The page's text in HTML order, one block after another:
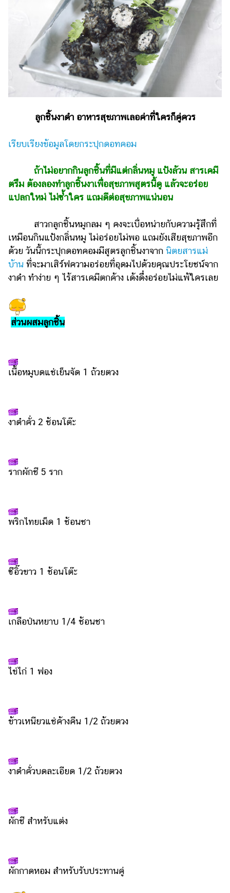
เกาหลี
ไลฟ์
ไตล์
หญิง
ผู้ชาย
สุขภาพ
ท่อง
สูตร
อาหาร
ง่ายๆ
ช้อป
ปิ้ง
รถยนต์
การ
ตกแต่ง
ราคา
น้ำมัน
ไร
ตี้
แม่
และ
เลี้ยง
บริการ
คอร์ส
ออนไลน์
เลข
ออนไลน์
แจ้ง
งาน
กับ
ลูกชิ้นงาดำ อาหารสุขภาพเลอค่าที่ใครก็คู่ควร
เรียบเรียงข้อมูลโดยกระปุกดอทคอม
ถ้าไม่อยากกินลูกชิ้นที่มีแต่กลิ่นหมู แป้งล้วน สารเคมี
ตรึม ต้องลองทำลูกชิ้นงาเพื่อสุขภาพสูตรนี้ดู แล้วจะอร่อย
แปลกใหม่ ไม่ซ้ำใคร แถมดีต่อสุขภาพแน่นอน
สาวกลูกชิ้นหมูกลม ๆ คงจะเบื่อหน่ายกับความรู้สึกที่
เหมือนกินแป้งกลิ่นหมู ไม่อร่อยไม่พอ แถมยังเสียสุขภาพอีก
ด้วย วันนี้กระปุกดอทคอมมีสูตรลูกชิ้นงาจาก นิตยสารแม่
บ้าน ที่จะมาเสิร์ฟความอร่อยที่อุดมไปด้วยคุณประโยชน์จาก
งาดำ ทำง่าย ๆ ไร้สารเคมีตกค้าง เด้งดึ๋งอร่อยไม่แพ้ใครเลย
ส่วนผสมลูกชิ้น
เนื้อหมูบดแช่เย็นจัด 1 ถ้วยตวง
งาดำคั่ว 2 ช้อนโต๊ะ
รากผักชี 5 ราก
พริกไทยเม็ด 1 ช้อนชา
ซีอิ๊วขาว 1 ช้อนโต๊ะ
เกลือป่นหยาบ 1/4 ช้อนชา
ไข่ไก่ 1 ฟอง
ข้าวเหนียวแช่ค้างคืน 1/2 ถ้วยตวง
งาดำคั่วบดละเอียด 1/2 ถ้วยตวง
ผักชี สำหรับแต่ง
ผักกาดหอม สำหรับรับประทานคู่